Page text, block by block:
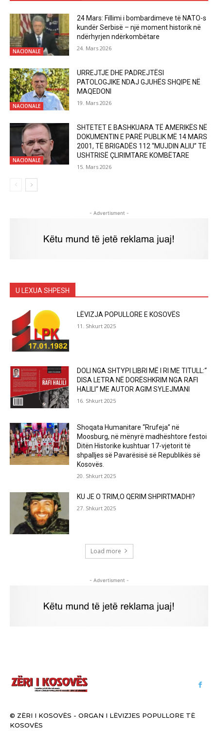
NACIONALE
24 Mars: Fillimi i bombardimeve të NATO-s
kundër Serbisë – një moment historik në
ndërhyrjen ndërkombëtare
24. Mars 2026
NACIONALE
URREJTJE DHE PADREJTËSI
PATOLOGJIKE NDAJ GJUHËS SHQIPE NË
MAQEDONI
19. Mars 2026
NACIONALE
SHTETET E BASHKUARA TË AMERIKËS NË
DOKUMENTIN E PARË PUBLIK MË 14 MARS
2001, TË BRIGADËS 112 “MUJDIN ALIU” TË
USHTRISË ÇLIRIMTARE KOMBËTARE
15. Mars 2026
- Advertisment -
U LEXUA SHPESH
LËVIZJA POPULLORE E KOSOVËS
11. Shkurt 2025
DOLI NGA SHTYPI LIBRI MË I RI ME TITULL:“
DISA LETRA NË DORËSHKRIM NGA RAFI
HALILI“ ME AUTOR AGIM SYLEJMANI
16. Shkurt 2025
Shoqata Humanitare “Rrufeja” në
Moosburg, në mënyrë madhështore festoi
Ditën Historike kushtuar 17-vjetorit të
shpalljes së Pavarësisë së Republikës së
Kosovës.
20. Shkurt 2025
KU JE O TRIM,O QERIM SHPIRTMADHI?
27. Shkurt 2025
Load more
- Advertisment -
© ZËRI I KOSOVËS - ORGAN I LËVIZJES POPULLORE TË
KOSOVËS